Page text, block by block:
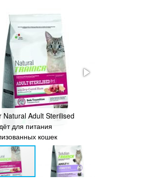
Natural Adult Sterilised
для питания
кошек